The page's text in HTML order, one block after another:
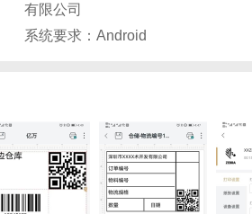
张标签,可设置多排标签;
印标签,批量打印时可设置自动序
数据,录入序列号.
有限公司
系统要求：Android